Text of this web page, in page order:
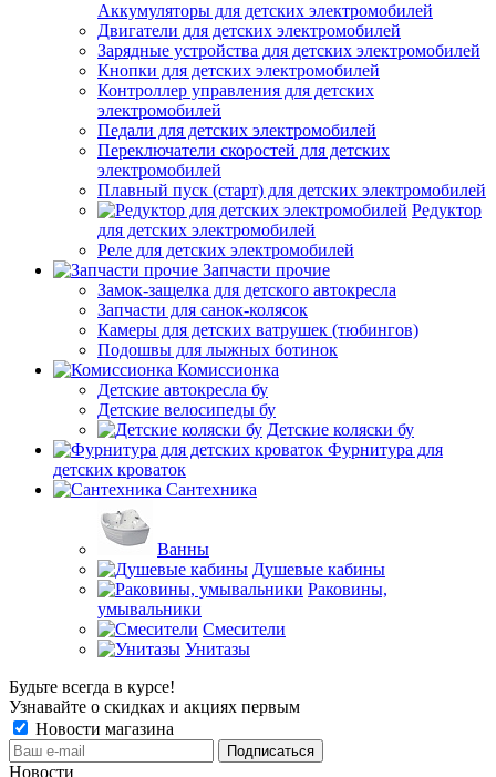
Аккумуляторы для детских электромобилей
Двигатели для детских электромобилей
Зарядные устройства для детских электромобилей
Кнопки для детских электромобилей
Контроллер управления для детских
электромобилей
Педали для детских электромобилей
Переключатели скоростей для детских
электромобилей
Плавный пуск (старт) для детских электромобилей
Редуктор
для детских электромобилей
Реле для детских электромобилей
Запчасти прочие
Замок-защелка для детского автокресла
Запчасти для санок-колясок
Камеры для детских ватрушек (тюбингов)
Подошвы для лыжных ботинок
Комиссионка
Детские автокресла бу
Детские велосипеды бу
Детские коляски бу
Фурнитура для
детских кроваток
Сантехника
Ванны
Душевые кабины
Раковины,
умывальники
Смесители
Унитазы
Будьте всегда в курсе!
Узнавайте о скидках и акциях первым
Новости магазина
Новости